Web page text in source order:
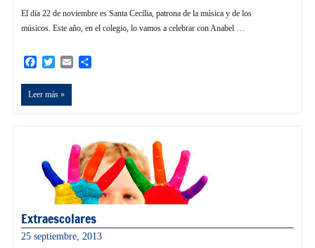
El día 22 de noviembre es Santa Cecilia, patrona de la música y de los
músicos. Este año, en el colegio, lo vamos a celebrar con Anabel …
FacebookTwitterEmail
Leer más
Extraescolares
25 septiembre, 2013
informacion